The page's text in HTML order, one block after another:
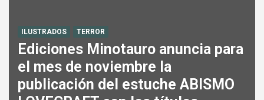
ILUSTRADOS TERROR
Ediciones Minotauro anuncia para
el mes de noviembre la
publicación del estuche ABISMO